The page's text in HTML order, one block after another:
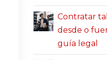
Contratar
desde o
guía legal